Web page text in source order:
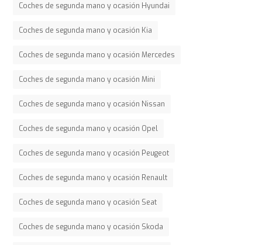
Coches de segunda mano y ocasión Hyundai
Coches de segunda mano y ocasión Kia
Coches de segunda mano y ocasión Mercedes
Coches de segunda mano y ocasión Mini
Coches de segunda mano y ocasión Nissan
Coches de segunda mano y ocasión Opel
Coches de segunda mano y ocasión Peugeot
Coches de segunda mano y ocasión Renault
Coches de segunda mano y ocasión Seat
Coches de segunda mano y ocasión Skoda